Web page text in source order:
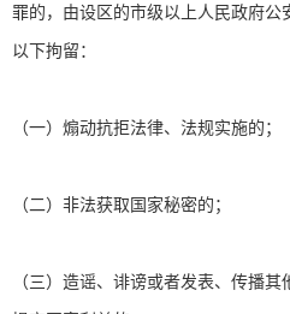
罪的，由设区的市级以上人民政府公
以下拘留：
（一）煽动抗拒法律、法规实施的；
（二）非法获取国家秘密的；
（三）造谣、诽谤或者发表、传播